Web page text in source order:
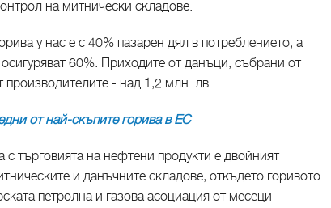
на митнически складове.
у нас е с 40% пазарен дял в потреблението, а
60%. Приходите от данъци, събрани от
производителите - над 1,2 млн. лв.
от най-скъпите горива в ЕС​
с търговията на нефтени продукти е двойният
и данъчните складове, откъдето горивото
петролна и газова асоциация от месеци